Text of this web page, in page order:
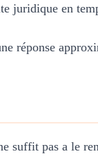
juridique en
réponse
suffit pas a le